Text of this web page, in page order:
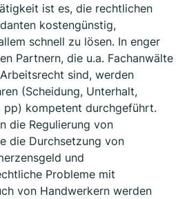
ist es, die rechtlichen
kostengünstig,
schnell zu lösen. In enger
Partnern, die u.a. Fachanwälte
sind, werden
(Scheidung, Unterhalt,
pp) kompetent durchgeführt.
die Regulierung von
die Durchsetzung von
und
Probleme mit
von Handwerkern werden